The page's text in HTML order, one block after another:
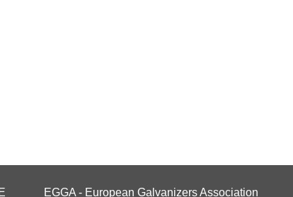
EGGA - European Galvanizers Association